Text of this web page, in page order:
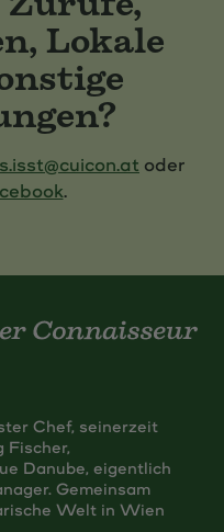
Lokale
oder
.
Chef, seinerzeit
Fischer,
Danube, eigentlich
Gemeinsam
Welt in Wien